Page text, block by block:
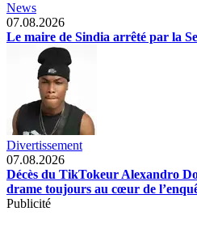
News
07.08.2026
Le maire de Sindia arrêté par la
Divertissement
07.08.2026
Décès du TikTokeur Alexandro
drame toujours au cœur de
Publicité